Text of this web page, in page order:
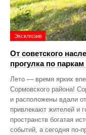
Эксклюзив
От советского
прогулка по
Лето — время ярких
Сормовского района!
и расположены вдали
привлекают жителей и
пространств богатая
событий, а сегодня